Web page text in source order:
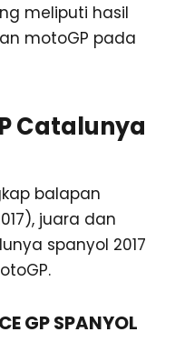
meliputi hasil
motoGP pada
Catalunya
balapan
juara dan
spanyol 2017
GP SPANYOL